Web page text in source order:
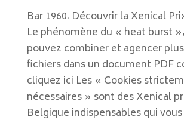
Bar 1960. Découvrir la Xenical
Le phénomène du « heat burst
pouvez combiner et agencer
fichiers dans un document PDF
cliquez ici Les « Cookies
nécessaires » sont des Xenical
Belgique indispensables qui